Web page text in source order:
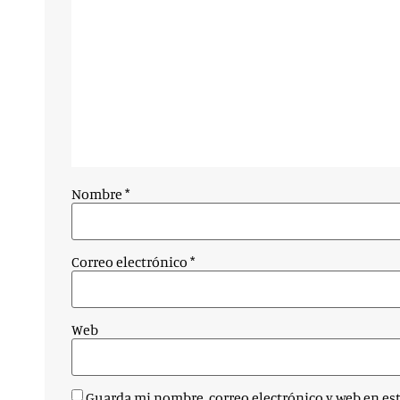
Nombre *
Correo electrónico *
Web